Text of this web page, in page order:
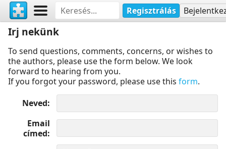
Regisztrálás
Irj nekünk
To send questions, comments, concerns, or wishes to
the authors, please use the form below. We look
forward to hearing from you.
If you forgot your password, please use this form.
Neved
Email
címed